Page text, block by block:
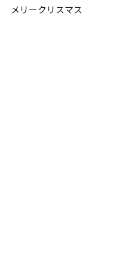
メリークリスマス